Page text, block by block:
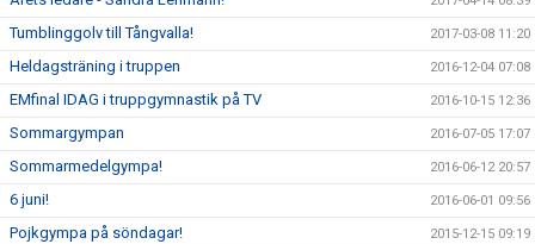
Tumblinggolv till Tångvalla! 2017-03-08 11:20
Heldagsträning i truppen 2016-12-04 07:08
EMfinal IDAG i truppgymnastik på TV 2016-10-15 12:36
Sommargympan 2016-07-05 17:07
Sommarmedelgympa! 2016-06-12 20:57
6 juni! 2016-06-01 09:56
Pojkgympa på söndagar! 2015-12-15 09:19